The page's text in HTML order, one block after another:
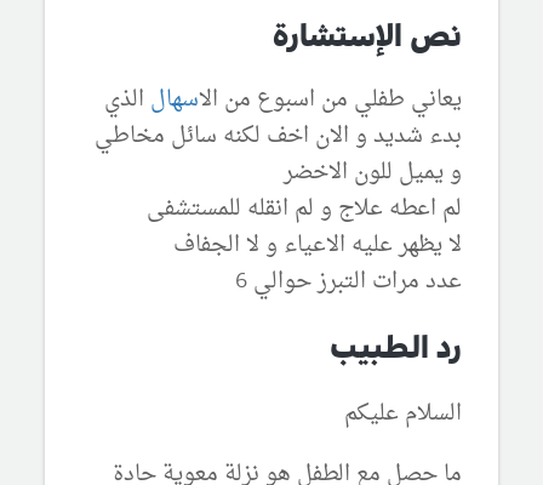
نص الإستشارة
يعاني طفلي من اسبوع من الاسهال الذي
بدء شديد و الان اخف لكنه سائل مخاطي
و يميل للون الاخضر
لم اعطه علاج و لم انقله للمستشفى
لا يظهر عليه الاعياء و لا الجفاف
عدد مرات التبرز حوالي 6
رد الطبيب
السلام عليكم
ما حصل مع الطفل هو نزلة معوية حادة